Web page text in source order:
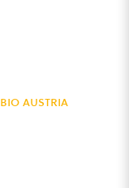
bio austria